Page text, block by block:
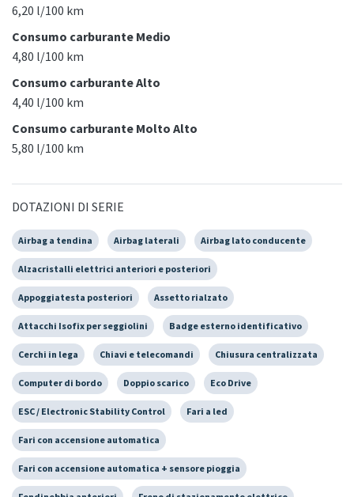
6,20 l/100 km
Consumo carburante Medio
4,80 l/100 km
Consumo carburante Alto
4,40 l/100 km
Consumo carburante Molto Alto
5,80 l/100 km
DOTAZIONI DI SERIE
Airbag a tendina Airbag laterali Airbag lato conducente
Alzacristalli elettrici anteriori e posteriori
Appoggiatesta posteriori Assetto rialzato
Attacchi Isofix per seggiolini Badge esterno identificativo
Cerchi in lega Chiavi e telecomandi Chiusura centralizzata
Computer di bordo Doppio scarico Eco Drive
ESC / Electronic Stability Control Fari a led
Fari con accensione automatica
Fari con accensione automatica + sensore pioggia